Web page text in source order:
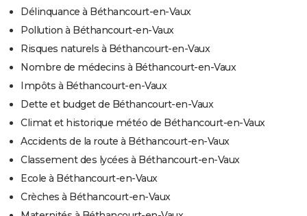
Délinquance à Béthancourt-en-Vaux
Pollution à Béthancourt-en-Vaux
Risques naturels à Béthancourt-en-Vaux
Nombre de médecins à Béthancourt-en-Vaux
Impôts à Béthancourt-en-Vaux
Dette et budget de Béthancourt-en-Vaux
Climat et historique météo de Béthancourt-en-Vaux
Accidents de la route à Béthancourt-en-Vaux
Classement des lycées à Béthancourt-en-Vaux
Ecole à Béthancourt-en-Vaux
Crèches à Béthancourt-en-Vaux